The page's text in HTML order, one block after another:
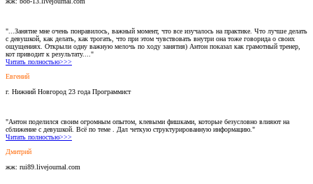
"...Занятие мне очень понравилось, важный момент, что все изучалось на практике. Что лучше делать
с девушкой, как делать, как трогать, что при этом чувствовать внутри она тоже говорида о своих
ощущениях. Открыли одну важную мелочь по ходу занятия) Антон показал как грамотный тренер,
кот приводит к результату...."
Читать полностью>>>
Евгений
г. Нижний Новгород 23 года Программист
"Антон поделился своим огромным опытом, клевыми фишками, которые безусловно влияют на
сближение с девушкой. Всё по теме . Дал четкую структурированную информацию."
Читать полностью>>>
Дмитрий
жж: rui89.livejournal.com